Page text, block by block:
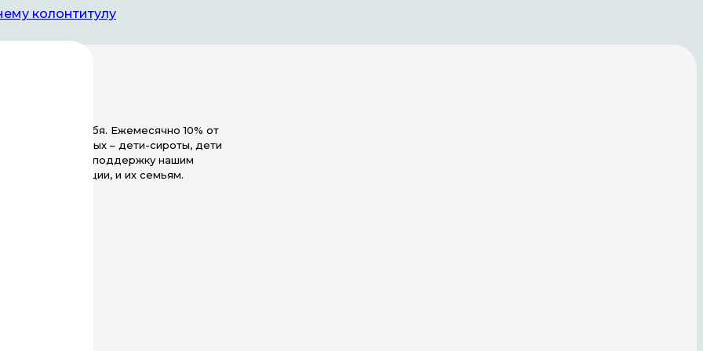
колонтитулу
мир вокруг себя. Ежемесячно 10% от
наших подопечных – дети-сироты, дети
мы оказываем поддержку нашим
операции, и их семьям.